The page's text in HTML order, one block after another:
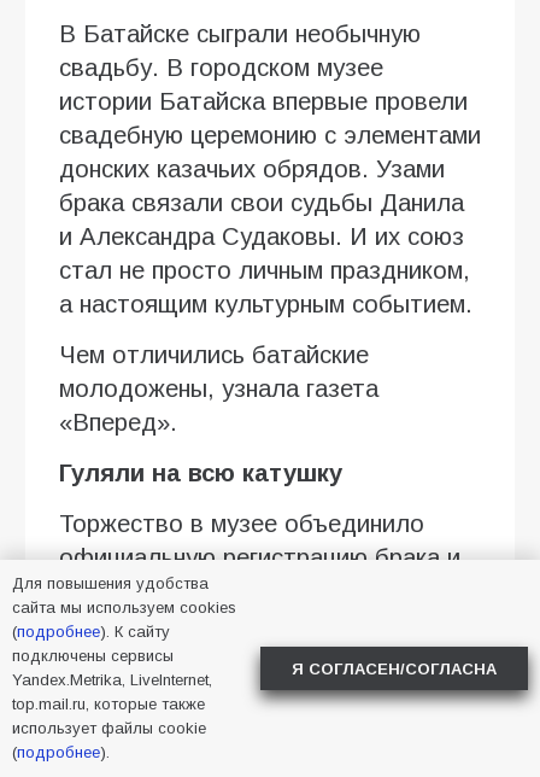
В Батайске сыграли необычную
свадьбу. В городском музее
истории Батайска впервые провели
свадебную церемонию с элементами
донских казачьих обрядов. Узами
брака связали свои судьбы Данила
и Александра Судаковы. И их союз
стал не просто личным праздником,
а настоящим культурным событием.
Чем отличились батайские
молодожены, узнала газета
«Вперед».
Гуляли на всю катушку
Торжество в музее объединило
официальную регистрацию брака и
колоритный обряд, уходящий
корнями в традиции донского
казачества. Перед официальной
церемонией молодожёны прошли
через особый ритуал. Пара прошла
через рушники, казачью фуражку и
Для повышения удобства
сайта мы используем cookies
(подробнее). К сайту
подключены сервисы
Yandex.Metrika, LiveInternet,
top.mail.ru, которые также
использует файлы cookie
(подробнее).
Я СОГЛАСЕН/СОГЛАСНА